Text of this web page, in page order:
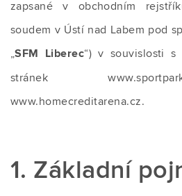
zapsané v obchodním
soudem v Ústí nad Labem pod
„SFM Liberec“) v souvislosti s
stránek
www.homecreditarena.cz.
1. Základní